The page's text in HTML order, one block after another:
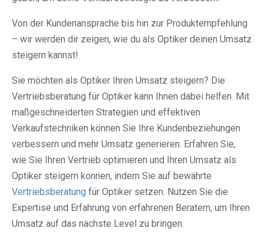
Von der Kundenansprache bis hin zur Produktempfehlung
– wir werden dir zeigen, wie du als Optiker deinen Umsatz
steigern kannst!
Sie möchten als Optiker Ihren Umsatz steigern? Die
Vertriebsberatung für Optiker kann Ihnen dabei helfen. Mit
maßgeschneiderten Strategien und effektiven
Verkaufstechniken können Sie Ihre Kundenbeziehungen
verbessern und mehr Umsatz generieren. Erfahren Sie,
wie Sie Ihren Vertrieb optimieren und Ihren Umsatz als
Optiker steigern können, indem Sie auf bewährte
Vertriebsberatung für Optiker setzen. Nutzen Sie die
Expertise und Erfahrung von erfahrenen Beratern, um Ihren
Umsatz auf das nächste Level zu bringen.